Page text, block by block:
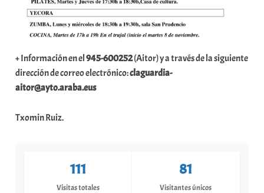
+ Información en el945-600252(Aitor) y a través de la siguiente
dirección de correo electrónico:claguardia-
aitor@ayto.araba.eus
Txomin Ruiz.
111
Visitas totales
81
Visitantes únicos